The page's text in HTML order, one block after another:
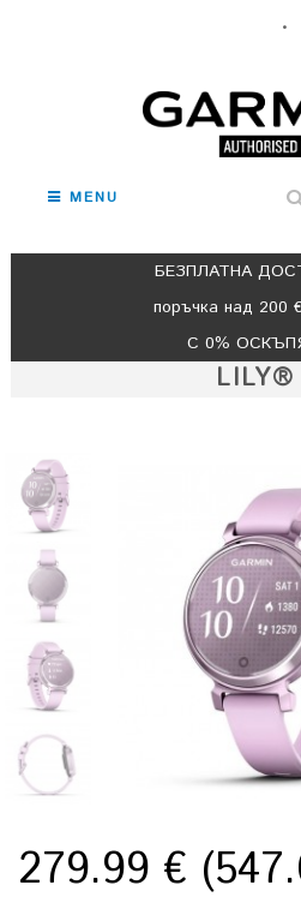
•
MENU
БЕЗПЛАТНА
поръчка над 200
С 0%
LILY®
279.99 €